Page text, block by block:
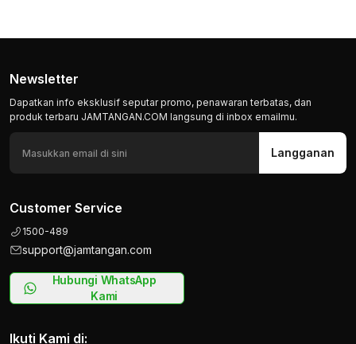
Newsletter
Dapatkan info eksklusif seputar promo, penawaran terbatas, dan
produk terbaru JAMTANGAN.COM langsung di inbox emailmu.
Langganan
Customer Service
1500-489
support@jamtangan.com
Hubungi WhatsApp
Kami
Ikuti Kami di: